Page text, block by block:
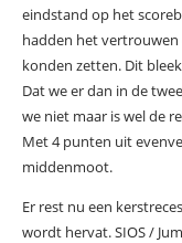
eindstand op het
hadden het vertrouwen
konden zetten. Dit
Dat we er dan in de
we niet maar is wel de
Met 4 punten uit
middenmoot.
Er rest nu een
wordt hervat. SIOS /